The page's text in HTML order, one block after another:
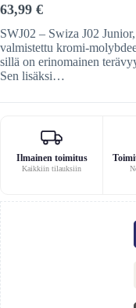
63,99 €
SWJ02 – Swiza J02
valmistettu kromi-
sillä on erinomainen
Sen lisäksi…
Ilmainen toimitus
Kaikkiin tilauksiin